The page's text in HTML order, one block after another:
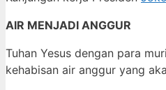
AIR MENJADI ANGGUR
Tuhan Yesus dengan para
kehabisan air anggur yang